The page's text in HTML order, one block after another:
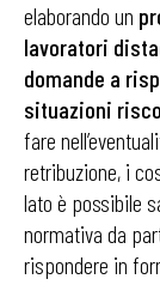
elaborando un
lavoratori
domande a
situazioni
fare
retribuzione, i
lato è possibile
normativa da
rispondere in